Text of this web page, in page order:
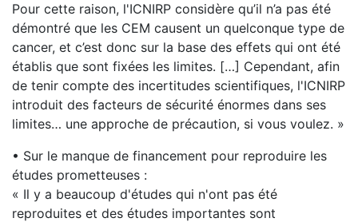
Pour cette raison, l'ICNIRP considère qu’il n’a pas été
démontré que les CEM causent un quelconque type de
cancer, et c’est donc sur la base des effets qui ont été
établis que sont fixées les limites. […] Cependant, afin
de tenir compte des incertitudes scientifiques, l'ICNIRP
introduit des facteurs de sécurité énormes dans ses
limites… une approche de précaution, si vous voulez. »
• Sur le manque de financement pour reproduire les
études prometteuses :
« Il y a beaucoup d'études qui n'ont pas été
reproduites et des études importantes sont